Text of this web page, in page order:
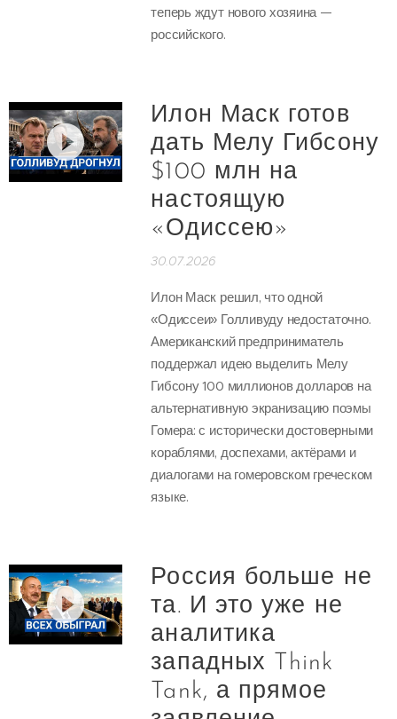
теперь ждут нового хозяина —
российского.
Илон Маск готов
дать Мелу Гибсону
$100 млн на
настоящую
«Одиссею»
30.07.2026
Илон Маск решил, что одной
«Одиссеи» Голливуду недостаточно.
Американский предприниматель
поддержал идею выделить Мелу
Гибсону 100 миллионов долларов на
альтернативную экранизацию поэмы
Гомера: с исторически достоверными
кораблями, доспехами, актёрами и
диалогами на гомеровском греческом
языке.
Россия больше не
та. И это уже не
аналитика
западных Think
Tank, а прямое